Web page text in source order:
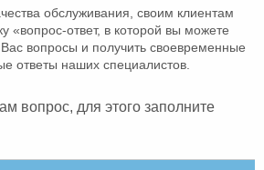
обслуживания, своим клиентам
«вопрос-ответ, в которой вы можете
вопросы и получить своевременные
ответы наших специалистов.
вопрос, для этого заполните